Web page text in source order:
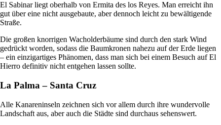
El Sabinar liegt oberhalb von Ermita des los Reyes. Man erreicht ihn
gut über eine nicht ausgebaute, aber dennoch leicht zu bewältigende
Straße.
Die großen knorrigen Wacholderbäume sind durch den stark Wind
gedrückt worden, sodass die Baumkronen nahezu auf der Erde liegen
– ein einzigartiges Phänomen, dass man sich bei einem Besuch auf El
Hierro definitiv nicht entgehen lassen sollte.
La Palma – Santa Cruz
Alle Kanareninseln zeichnen sich vor allem durch ihre wundervolle
Landschaft aus, aber auch die Städte sind durchaus sehenswert.